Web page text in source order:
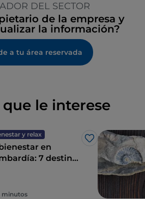
DEL SECTOR
de la empresa y
la información?
a tu área reservada
que le interese
y relax
Me gusta
en
7 destinos
minutos